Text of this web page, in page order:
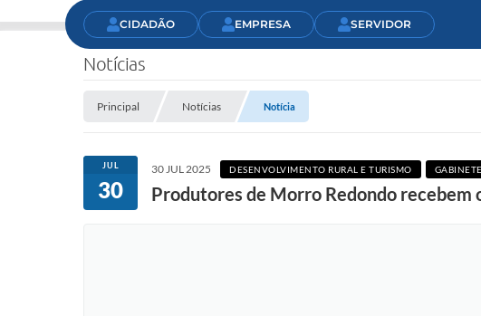
CIDADÃO EMPRESA SERVIDOR
Notícias
Principal Notícias Notícia
JUL
30
30 JUL 2025 DESENVOLVIMENTO RURAL E TURISMO GABINETE
Produtores de Morro Redondo recebem